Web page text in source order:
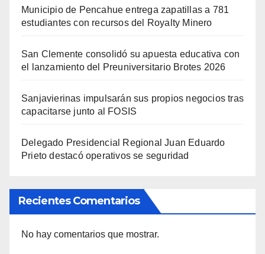
Municipio de Pencahue entrega zapatillas a 781
estudiantes con recursos del Royalty Minero
San Clemente consolidó su apuesta educativa con
el lanzamiento del Preuniversitario Brotes 2026
Sanjavierinas impulsarán sus propios negocios tras
capacitarse junto al FOSIS
Delegado Presidencial Regional Juan Eduardo
Prieto destacó operativos se seguridad
Recientes Comentarios
No hay comentarios que mostrar.